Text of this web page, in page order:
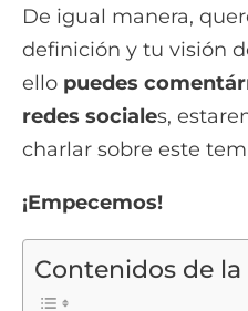
De igual manera,
definición y tu visión
ello puedes
redes sociales,
charlar sobre este
¡Empecemos!
Contenidos de